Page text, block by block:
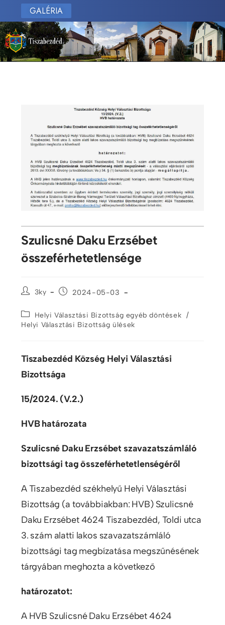
GALÉRIA
Szulicsné Daku Erzsébet
összeférhetetlensége
3ky 2024-05-03
Helyi Választási Bizottság egyéb döntések /
Helyi Választási Bizottság ülések
Tiszabezdéd Község Helyi Választási
Bizottsága
15/2024. (V.2.)
HVB határozata
Szulicsné Daku Erzsébet szavazatszámláló
bizottsági tag összeférhetetlenségéről
A Tiszabezdéd székhelyű Helyi Választási
Bizottság (a továbbiakban: HVB) Szulicsné
Daku Erzsébet 4624 Tiszabezdéd, Toldi utca
3. szám alatti lakos szavazatszámláló
bizottsági tag megbízatása megszűnésének
tárgyában meghozta a következő
határozatot:
A HVB Szulicsné Daku Erzsébet 4624